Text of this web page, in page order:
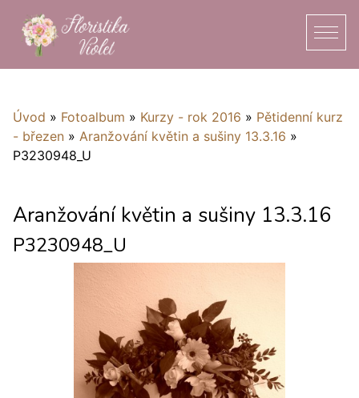
Úvod » Fotoalbum » Kurzy - rok 2016 » Pětidenní kurz
- březen » Aranžování květin a sušiny 13.3.16 »
P3230948_U
Aranžování květin a sušiny 13.3.16
P3230948_U